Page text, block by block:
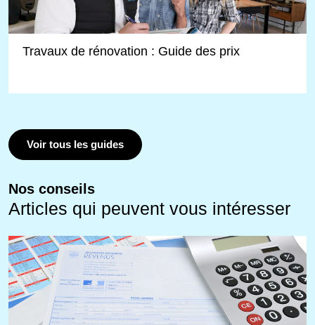
Travaux de rénovation : Guide des prix
Voir tous les guides
Nos conseils
Articles qui peuvent vous intéresser